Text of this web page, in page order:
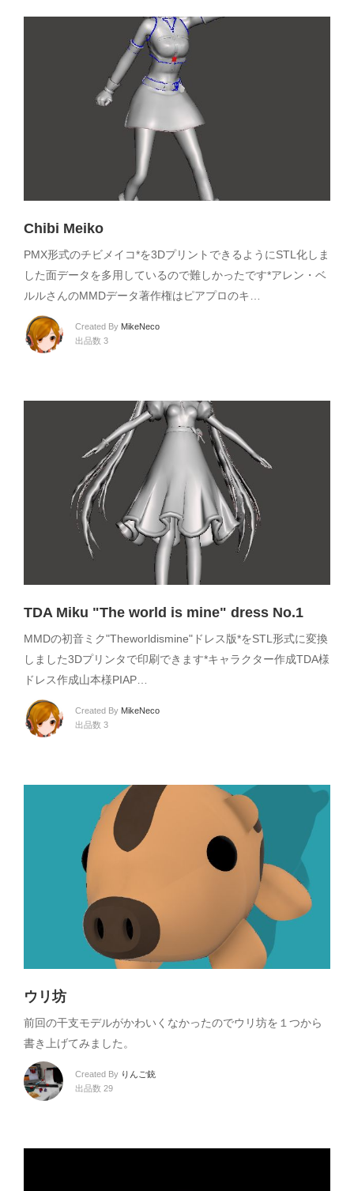
Chibi Meiko
PMX形式のチビメイコ*を3DプリントできるようにSTL化しま
した面データを多用しているので難しかったです*アレン・ベ
ルルさんのMMDデータ著作権はピアプロのキ…
Created By MikeNeco
出品数 3
TDA Miku "The world is mine" dress No.1
MMDの初音ミク"Theworldismine"ドレス版*をSTL形式に変換
しました3Dプリンタで印刷できます*キャラクター作成TDA様
ドレス作成山本様PIAP…
Created By MikeNeco
出品数 3
ウリ坊
前回の干支モデルがかわいくなかったのでウリ坊を１つから
書き上げてみました。
Created By りんご銃
出品数 29